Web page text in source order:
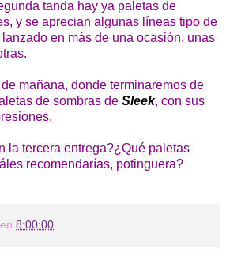
tanda hay ya paletas de
y se aprecian algunas líneas tipo de
lanzado en más de una ocasión, unas
mañana, donde terminaremos de
de sombras de Sleek, con sus
la tercera entrega?¿Qué paletas
recomendarías, potinguera?
en 8:00:00